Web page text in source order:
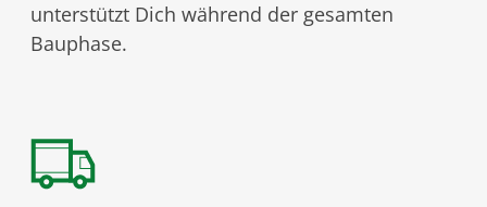
unterstützt Dich während der gesamten
Bauphase.